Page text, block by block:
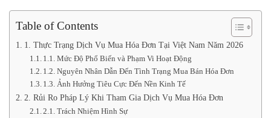
Table of Contents
1. Thực Trạng Dịch Vụ Mua Hóa Đơn Tại Việt Nam Năm 2026
1.1. Mức Độ Phổ Biến và Phạm Vi Hoạt Động
1.2. Nguyên Nhân Dẫn Đến Tình Trạng Mua Bán Hóa Đơn
1.3. Ảnh Hưởng Tiêu Cực Đến Nền Kinh Tế
2. Rủi Ro Pháp Lý Khi Tham Gia Dịch Vụ Mua Hóa Đơn
2.1. Trách Nhiệm Hình Sự